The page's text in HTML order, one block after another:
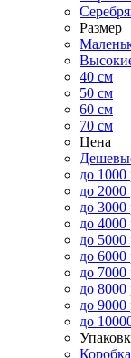
Размер
40 см
50 см
60 см
70 см
Цена
до 1000
до 2000
до 3000
до 4000
до 5000
до 6000
до 7000
до 8000
до 9000
до
Коробка